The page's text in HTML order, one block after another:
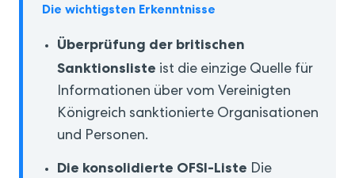
Die wichtigsten Erkenntnisse
Überprüfung der britischen
Sanktionsliste ist die einzige Quelle für
Informationen über vom Vereinigten
Königreich sanktionierte Organisationen
und Personen.
Die konsolidierte OFSI-Liste Die